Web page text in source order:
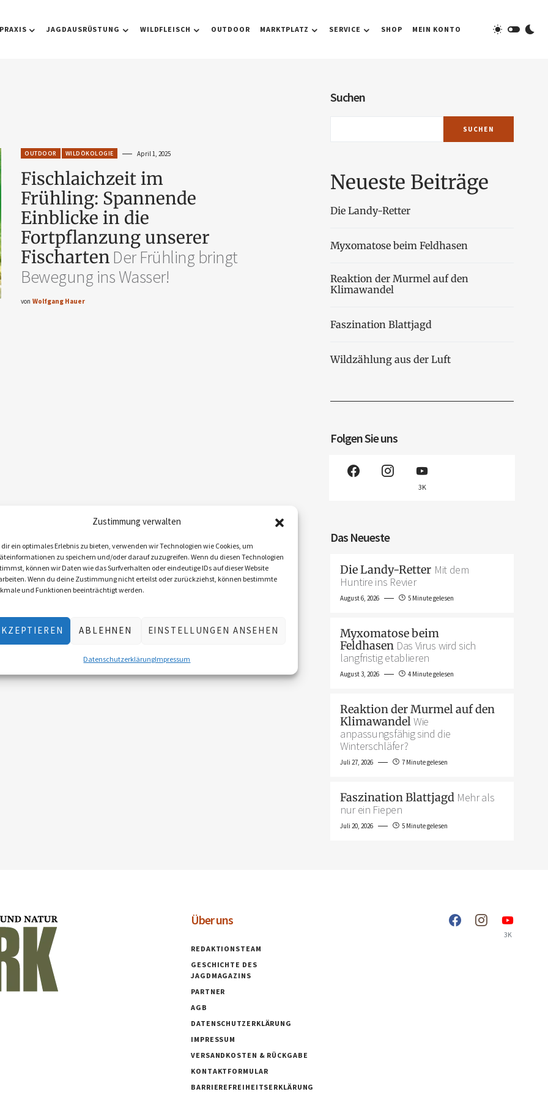
Zustimmung verwalten
ein optimales Erlebnis zu bieten, verwenden wir Technologien wie Cookies, um
zu speichern und/oder darauf zuzugreifen. Wenn du diesen Technologien
können wir Daten wie das Surfverhalten oder eindeutige IDs auf dieser Website
Wenn du deine Zustimmung nicht erteilst oder zurückziehst, können bestimmte
und Funktionen beeinträchtigt werden.
ABLEHNEN EINSTELLUNGEN ANSEHEN
DatenschutzerklärungImpressum
JAGDAUSRÜSTUNG WILDFLEISCH OUTDOOR MARKTPLATZ SERVICE SHOP MEIN KONTO
OUTDOOR WILDÖKOLOGIE April 1, 2025
Fischlaichzeit im
Frühling: Spannende
Einblicke in die
Fortpflanzung unserer
FischartenDer Frühling bringt
Bewegung ins Wasser!
von Wolfgang Hauer
Suchen
SUCHEN
Neueste Beiträge
Die Landy-Retter
Myxomatose beim Feldhasen
Reaktion der Murmel auf den
Klimawandel
Faszination Blattjagd
Wildzählung aus der Luft
Folgen Sie uns
3K
Das Neueste
Die Landy-Retter Mit dem
Huntire ins Revier
August 6, 2026 5 Minute gelesen
Myxomatose beim
Feldhasen Das Virus wird sich
langfristig etablieren
August 3, 2026 4 Minute gelesen
Reaktion der Murmel auf den
KlimawandelWie
anpassungsfähig sind die
Winterschläfer?
Juli 27, 2026 7 Minute gelesen
Faszination Blattjagd Mehr als
nur ein Fiepen
Juli 20, 2026 5 Minute gelesen
Über uns
REDAKTIONSTEAM
GESCHICHTE DES
JAGDMAGAZINS
PARTNER
AGB
DATENSCHUTZERKLÄRUNG
IMPRESSUM
VERSANDKOSTEN & RÜCKGABE
KONTAKTFORMULAR
BARRIEREFREIHEITSERKLÄRUNG
3K